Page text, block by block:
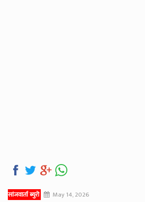
सांजवार्ता ब्युरो May 14, 2026